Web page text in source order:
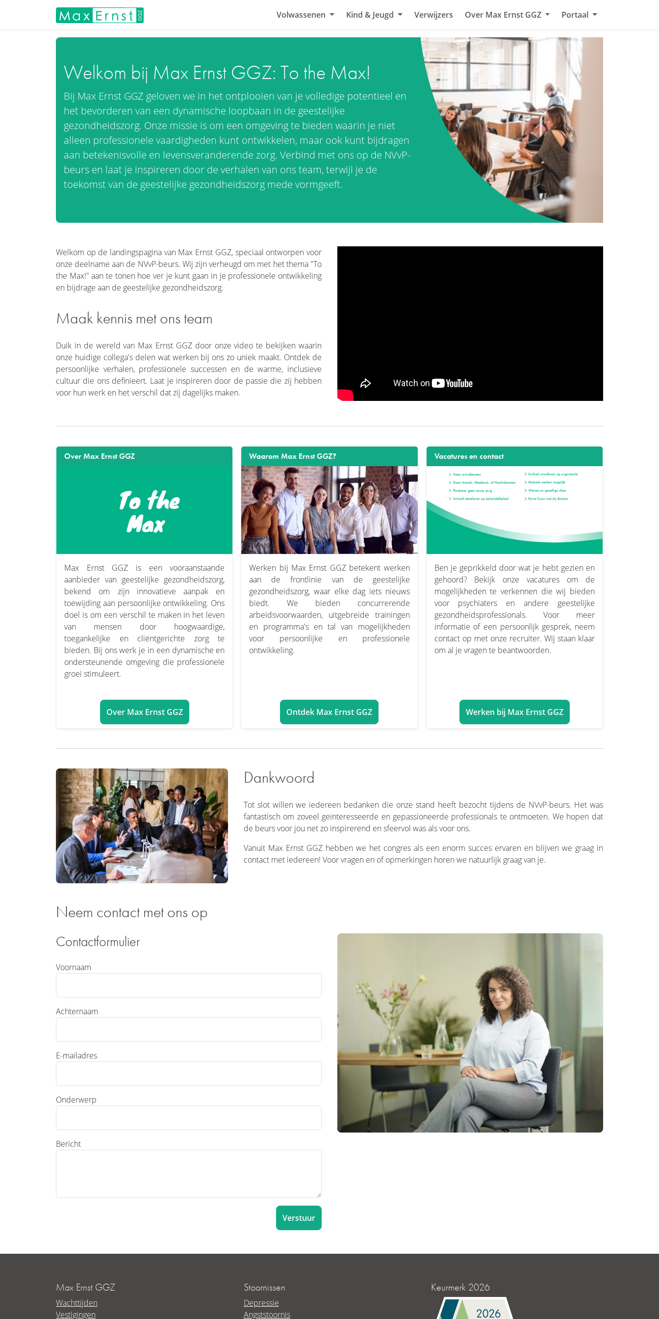
Volwassenen Kind & Jeugd Verwijzers Over Max Ernst GGZ Portaal
Welkom bij Max Ernst GGZ: To the Max!
Bij Max Ernst GGZ geloven we in het ontplooien van je volledige potentieel en
het bevorderen van een dynamische loopbaan in de geestelijke
gezondheidszorg. Onze missie is om een omgeving te bieden waarin je niet
alleen professionele vaardigheden kunt ontwikkelen, maar ook kunt bijdragen
aan betekenisvolle en levensveranderende zorg. Verbind met ons op de NVvP-
beurs en laat je inspireren door de verhalen van ons team, terwijl je de
toekomst van de geestelijke gezondheidszorg mede vormgeeft.
Welkom op de landingspagina van Max Ernst GGZ, speciaal ontworpen voor
onze deelname aan de NVvP-beurs. Wij zijn verheugd om met het thema "To
the Max!" aan te tonen hoe ver je kunt gaan in je professionele ontwikkeling
en bijdrage aan de geestelijke gezondheidszorg.
Maak kennis met ons team
Duik in de wereld van Max Ernst GGZ door onze video te bekijken waarin
onze huidige collega's delen wat werken bij ons zo uniek maakt. Ontdek de
persoonlijke verhalen, professionele successen en de warme, inclusieve
cultuur die ons definieert. Laat je inspireren door de passie die zij hebben
voor hun werk en het verschil dat zij dagelijks maken.
Over Max Ernst GGZ
Max Ernst GGZ is een vooraanstaande
aanbieder van geestelijke gezondheidszorg,
bekend om zijn innovatieve aanpak en
toewijding aan persoonlijke ontwikkeling. Ons
doel is om een verschil te maken in het leven
van mensen door hoogwaardige,
toegankelijke en cliëntgerichte zorg te
bieden. Bij ons werk je in een dynamische en
ondersteunende omgeving die professionele
groei stimuleert.
Over Max Ernst GGZ
Waarom Max Ernst GGZ?
Werken bij Max Ernst GGZ betekent werken
aan de frontlinie van de geestelijke
gezondheidszorg, waar elke dag iets nieuws
biedt. We bieden concurrerende
arbeidsvoorwaarden, uitgebreide trainingen
en programma's en tal van mogelijkheden
voor persoonlijke en professionele
ontwikkeling.
Ontdek Max Ernst GGZ
Vacatures en contact
Ben je geprikkeld door wat je hebt gezien en
gehoord? Bekijk onze vacatures om de
mogelijkheden te verkennen die wij bieden
voor psychiaters en andere geestelijke
gezondheidsprofessionals. Voor meer
informatie of een persoonlijk gesprek, neem
contact op met onze recruiter. Wij staan klaar
om al je vragen te beantwoorden.
Werken bij Max Ernst GGZ
Dankwoord
Tot slot willen we iedereen bedanken die onze stand heeft bezocht tijdens de NVvP-beurs. Het was
fantastisch om zoveel geïnteresseerde en gepassioneerde professionals te ontmoeten. We hopen dat
de beurs voor jou net zo inspirerend en sfeervol was als voor ons.
Vanuit Max Ernst GGZ hebben we het congres als een enorm succes ervaren en blijven we graag in
contact met iedereen! Voor vragen en of opmerkingen horen we natuurlijk graag van je.
Neem contact met ons op
Contactformulier
Voornaam
Achternaam
E-mailadres
Onderwerp
Bericht
Verstuur
Max Ernst GGZ
Wachttijden
Vestigingen
Stoornissen
Depressie
Angststoornis
Keurmerk 2026